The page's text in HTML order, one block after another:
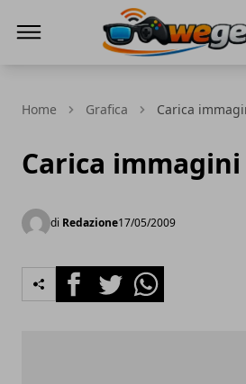
Home Grafica Carica
Carica
di Redazione17/05/2009
FacebookTwitterWhatsapp